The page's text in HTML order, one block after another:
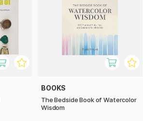
BOOKS
The Bedside Book of Watercolor
Wisdom